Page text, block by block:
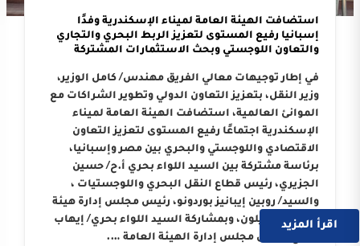
استضافت الهيئة العامة لميناء الإسكندرية وفدًا
إسبانيا رفيع المستوى لتعزيز الربط البحري والتجاري
والتعاون اللوجستي وبحث الاستثمارات المشتركة
في إطار توجيهات معالي الفريق مهندس/ كامل الوزير،
وزير النقل، بتعزيز التعاون الدولي وتطوير الشراكات مع
الموانئ العالمية، استضافت الهيئة العامة لميناء
الإسكندرية اجتماعًا رفيع المستوى لتعزيز التعاون
الاقتصادي واللوجستي والبحري بين مصر وإسبانيا،
برئاسة مشتركة بين السيد اللواء بحري أ.ح/ حسين
الجزيري، رئيس قطاع النقل البحري واللوجستيات ،
والسيد/ روبين إيبانيز بوردونو، رئيس مجلس إدارة هيئة
ميناء كاستيلون، وبمشاركة السيد اللواء بحري/ إيهاب
صلاح، رئيس مجلس إدارة الهيئة العامة ….
اقرأ المزيد